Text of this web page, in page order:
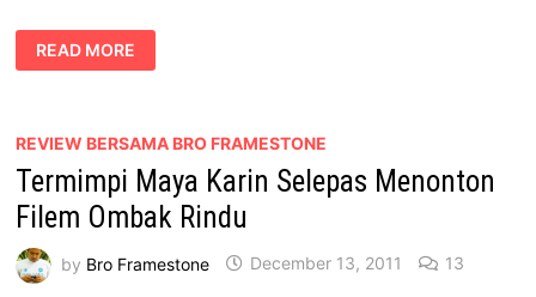
SIAPA
MAT
HARON
MUSTAFA?
READ MORE
REVIEW BERSAMA BRO FRAMESTONE
Termimpi Maya Karin Selepas Menonton
Filem Ombak Rindu
by Bro Framestone December 13, 2011 13